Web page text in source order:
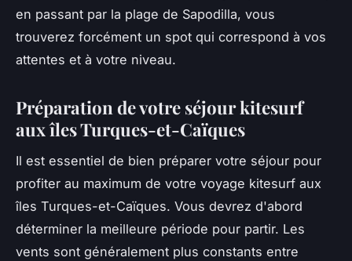
en passant par la plage de Sapodilla, vous
trouverez forcément un spot qui correspond à vos
attentes et à votre niveau.
Préparation de votre séjour kitesurf
aux îles Turques-et-Caïques
Il est essentiel de bien préparer votre séjour pour
profiter au maximum de votre voyage kitesurf aux
îles Turques-et-Caïques. Vous devrez d'abord
déterminer la meilleure période pour partir. Les
vents sont généralement plus constants entre